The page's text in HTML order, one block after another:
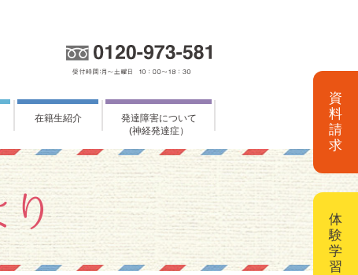
在籍生紹介
発達障害について
(神経発達症）
資
料
請
求
体
験
学
習